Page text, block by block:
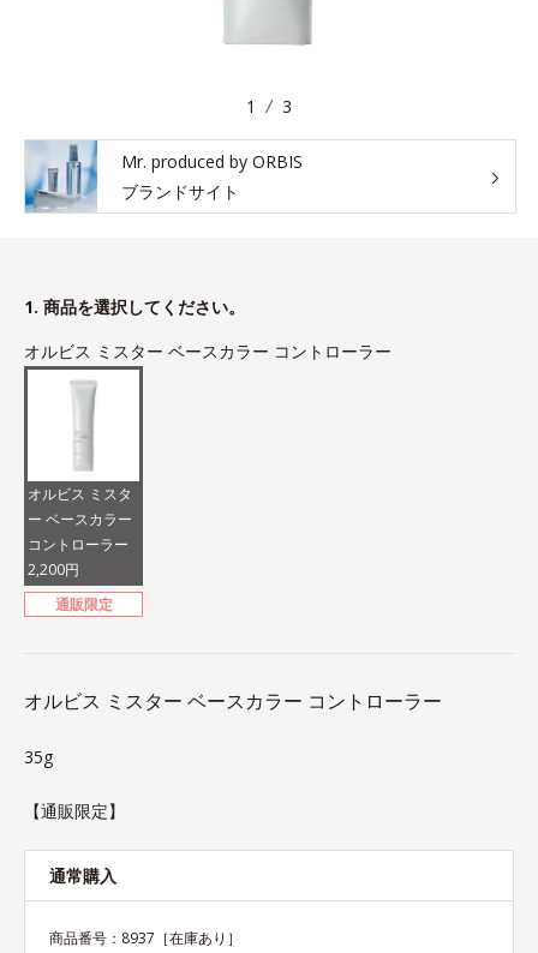
1 3
Mr. produced by ORBIS
ブランドサイト
1. 商品を選択してください。
オルビス ミスター ベースカラー コントローラー
オルビス ミスタ
ー ベースカラー
コントローラー
2,200円
通販限定
オルビス ミスター ベースカラー コントローラー
35g
【通販限定】
通常購入
商品番号： 8937 ［在庫あり］